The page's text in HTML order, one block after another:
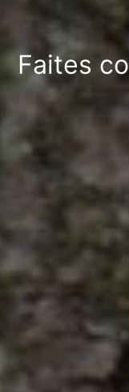
Faites